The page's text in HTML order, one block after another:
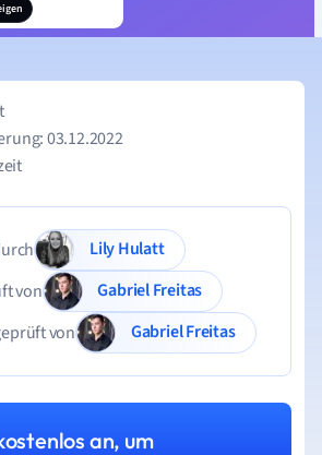
03.12.2022
Lily Hulatt
von
Gabriel Freitas
von
Gabriel Freitas
an, um